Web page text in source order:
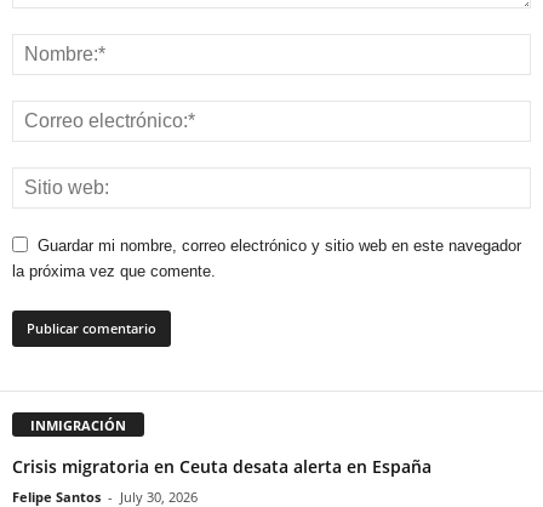
Guardar mi nombre, correo electrónico y sitio web en este navegador
la próxima vez que comente.
INMIGRACIÓN
Crisis migratoria en Ceuta desata alerta en España
Felipe Santos - July 30, 2026